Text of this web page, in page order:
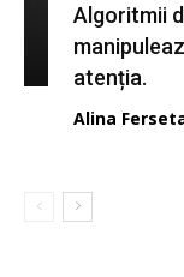
Algoritmii
atenția.
Alina